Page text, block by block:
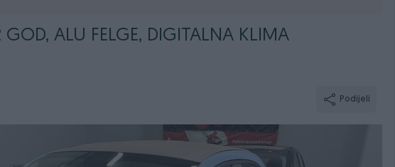
ALU FELGE, DIGITALNA KLIMA
Podijeli